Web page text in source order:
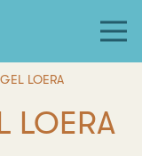
LOERA
LOERA